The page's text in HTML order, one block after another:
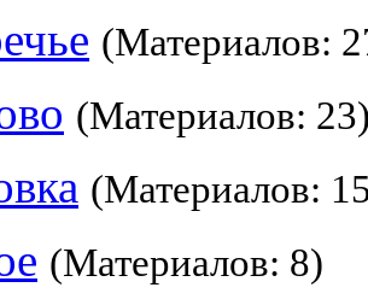
(Материалов:
(Материалов:
(Материалов:
(Материалов: 8)